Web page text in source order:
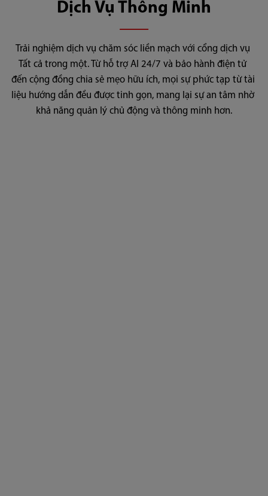
Dịch Vụ Thông Minh
Trải nghiệm dịch vụ chăm sóc liền mạch với cổng dịch vụ
Tất cả trong một. Từ hỗ trợ AI 24/7 và bảo hành điện tử
đến cộng đồng chia sẻ mẹo hữu ích, mọi sự phức tạp từ tài
liệu hướng dẫn đều được tinh gọn, mang lại sự an tâm nhờ
khả năng quản lý chủ động và thông minh hơn.